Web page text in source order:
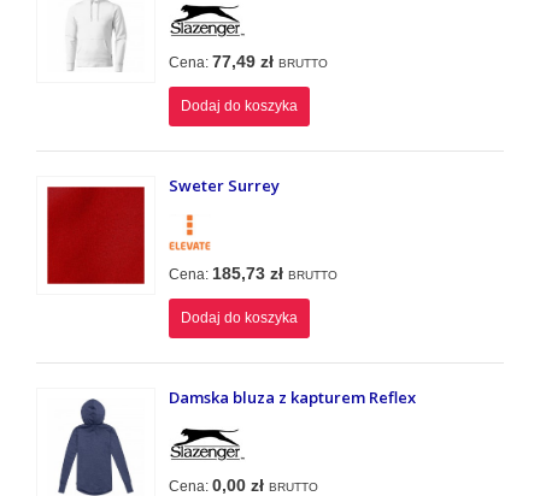
Cena: 77,49 zł BRUTTO
Dodaj do koszyka
Sweter Surrey
Cena: 185,73 zł BRUTTO
Dodaj do koszyka
Damska bluza z kapturem Reflex
Cena: 0,00 zł BRUTTO